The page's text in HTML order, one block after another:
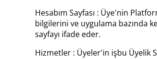
Hesabım Sayfası : Üye'nin
bilgilerini ve uygulama bazında
sayfayı ifade eder.
Hizmetler : Üyeler'in işbu Üyelik